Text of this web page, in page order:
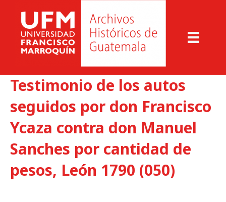
Testimonio de los autos
seguidos por don Francisco
Ycaza contra don Manuel
Sanches por cantidad de
pesos, León 1790 (050)